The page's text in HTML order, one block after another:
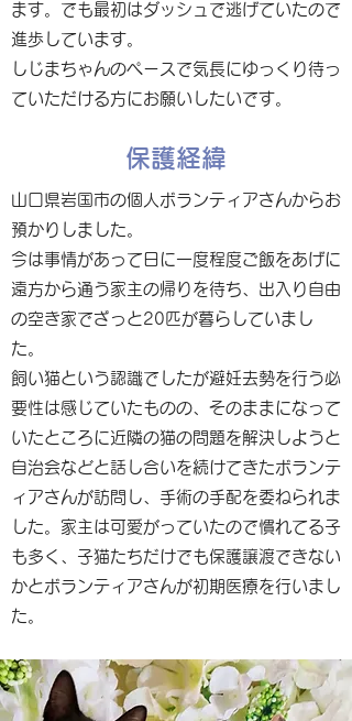
ます。でも最初はダッシュで逃げていたので
進歩しています。
しじまちゃんのペースで気長にゆっくり待っ
ていただける方にお願いしたいです。
保護経緯
山口県岩国市の個人ボランティアさんからお
預かりしました。
今は事情があって日に一度程度ご飯をあげに
遠方から通う家主の帰りを待ち、出入り自由
の空き家でざっと20匹が暮らしていまし
た。
飼い猫という認識でしたが避妊去勢を行う必
要性は感じていたものの、そのままになって
いたところに近隣の猫の問題を解決しようと
自治会などと話し合いを続けてきたボランテ
ィアさんが訪問し、手術の手配を委ねられま
した。家主は可愛がっていたので慣れてる子
も多く、子猫たちだけでも保護譲渡できない
かとボランティアさんが初期医療を行いまし
た。